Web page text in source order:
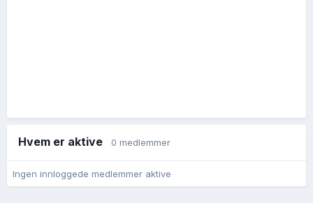
Hvem er aktive 0 medlemmer
Ingen innloggede medlemmer aktive